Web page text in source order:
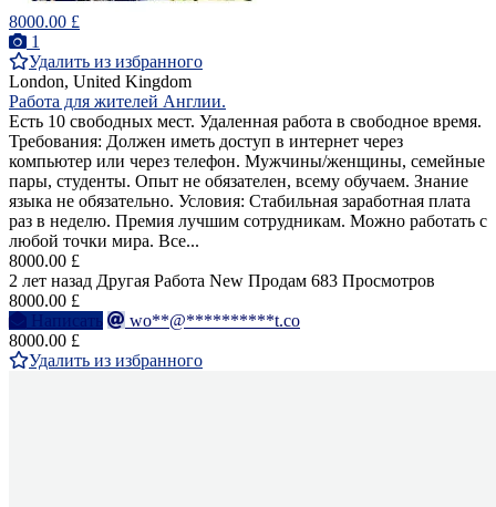
8000.00 £
1
Удалить из избранного
London, United Kingdom
Работа для жителей Англии.
Есть 10 свободных мест. Удаленная работа в свободное время.
Требования: Должен иметь доступ в интернет через
компьютер или через телефон. Мужчины/женщины, семейные
пары, студенты. Опыт не обязателен, всему обучаем. Знание
языка не обязательно. Условия: Стабильная заработная плата
раз в неделю. Премия лучшим сотрудникам. Можно работать с
любой точки мира. Все...
8000.00 £
2 лет назад Другая Работа New Продам 683 Просмотров
8000.00 £
Написать
wo**@**********t.co
8000.00 £
Удалить из избранного